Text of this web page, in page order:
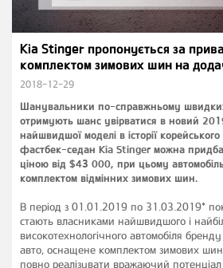
Kia Stinger пропонується за
комплектом зимових шин на
2018-12-29
Шанувальники по-справжньому швидких
отримують шанс увірватися в новий
найшвидшої моделі в історії
фастбек-седан Kia Stinger можна
ціною від $43 000, при цьому
комплектом відмінних зимових шин.
В період з 01.01.2019 по 31.03.2019*
стають власниками найшвидшого і
високотехнологічного автомобіля
авто, оснащене комплектом зимових
повно реалізувати вражаючий